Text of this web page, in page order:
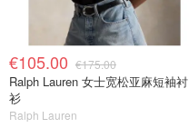
€105.00 €175.00
Ralph Lauren 女士宽松亚麻短袖衬
衫
Ralph Lauren